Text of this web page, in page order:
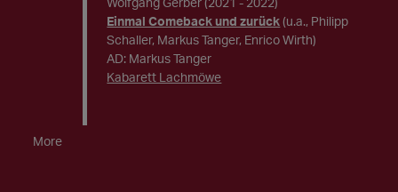
Einmal Comeback und zurück (u.a., Philipp
Schaller, Markus Tanger, Enrico Wirth)
AD: Markus Tanger
Kabarett Lachmöwe
More